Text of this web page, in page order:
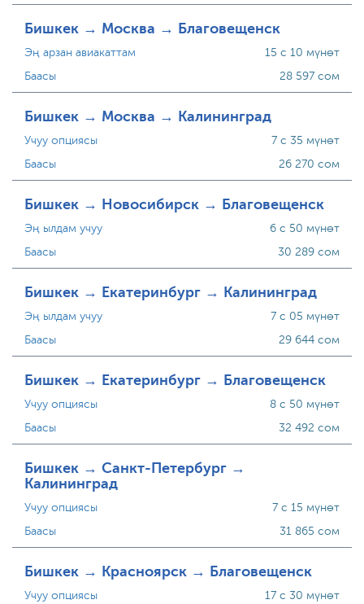
Бишкек → Москва → Благовещенск
Эң арзан авиакаттам
Баасы
15 с 10 мүнөт
28 597 сом
Бишкек → Москва → Калининград
Учуу опциясы
Баасы
7 с 35 мүнөт
26 270 сом
Бишкек → Новосибирск → Благовещенск
Эң ылдам учуу
Баасы
6 с 50 мүнөт
30 289 сом
Бишкек → Екатеринбург → Калининград
Эң ылдам учуу
Баасы
7 с 05 мүнөт
29 644 сом
Бишкек → Екатеринбург → Благовещенск
Учуу опциясы
Баасы
8 с 50 мүнөт
32 492 сом
Бишкек → Санкт-Петербург →
Калининград
Учуу опциясы
Баасы
7 с 15 мүнөт
31 865 сом
Бишкек → Красноярск → Благовещенск
Учуу опциясы
17 с 30 мүнөт